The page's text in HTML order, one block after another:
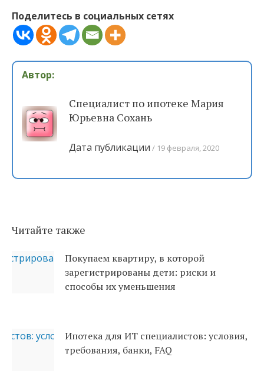
Поделитесь в социальных сетях
Автор:
Специалист по ипотеке Мария
Юрьевна Сохань
Дата публикации 19 февраля, 2020
Читайте также
Покупаем квартиру, в которой
зарегистрированы дети: риски и
способы их уменьшения
Ипотека для ИТ специалистов: условия,
требования, банки, FAQ